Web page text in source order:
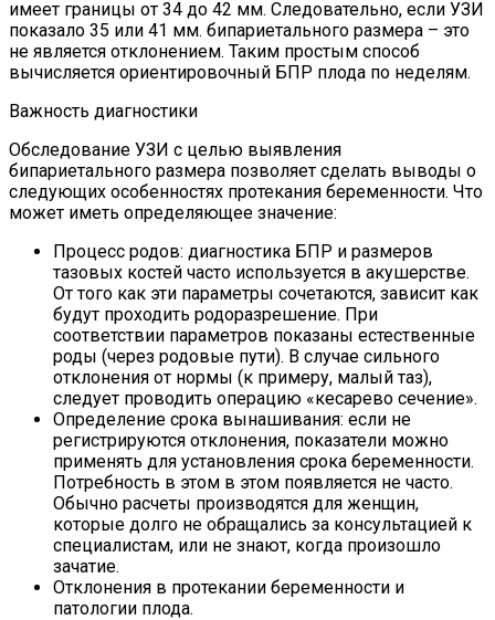
имеет границы от 34 до 42 мм. Следовательно, если УЗИ
показало 35 или 41 мм. бипариетального размера – это
не является отклонением. Таким простым способ
вычисляется ориентировочный БПР плода по неделям.
Важность диагностики
Обследование УЗИ с целью выявления
бипариетального размера позволяет сделать выводы о
следующих особенностях протекания беременности. Что
может иметь определяющее значение:
Процесс родов: диагностика БПР и размеров
тазовых костей часто используется в акушерстве.
От того как эти параметры сочетаются, зависит как
будут проходить родоразрешение. При
соответствии параметров показаны естественные
роды (через родовые пути). В случае сильного
отклонения от нормы (к примеру, малый таз),
следует проводить операцию «кесарево сечение».
Определение срока вынашивания: если не
регистрируются отклонения, показатели можно
применять для установления срока беременности.
Потребность в этом в этом появляется не часто.
Обычно расчеты производятся для женщин,
которые долго не обращались за консультацией к
специалистам, или не знают, когда произошло
зачатие.
Отклонения в протекании беременности и
патологии плода.